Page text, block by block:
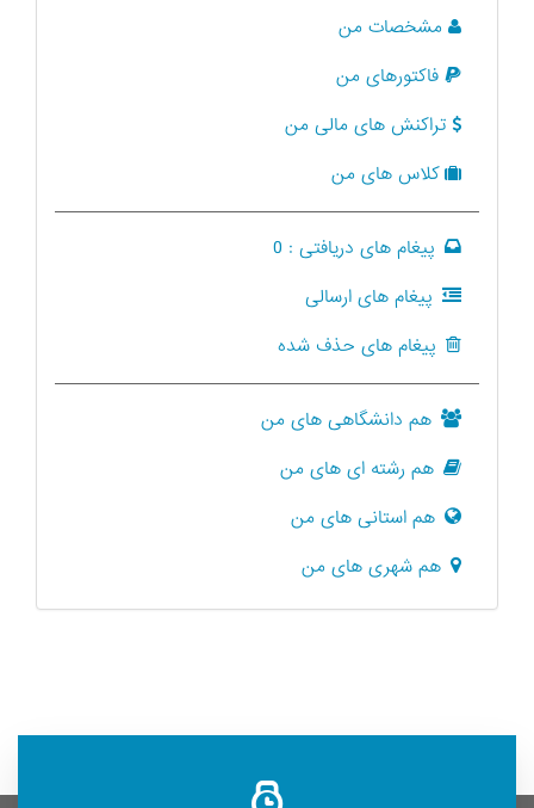
مشخصات من
فاکتورهای من
تراکنش های مالی من
کلاس های من
پیغام های دریافتی : 0
پیغام های ارسالی
پیغام های حذف شده
هم دانشگاهی های من
هم رشته ای های من
هم استانی های من
هم شهری های من